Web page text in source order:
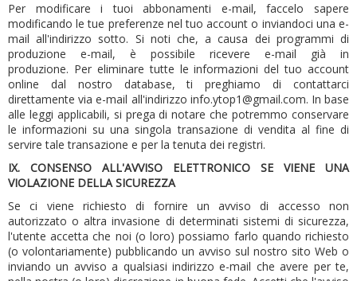
Per modificare i tuoi abbonamenti e-mail, faccelo sapere
modificando le tue preferenze nel tuo account o inviandoci una e-
mail all'indirizzo sotto. Si noti che, a causa dei programmi di
produzione e-mail, è possibile ricevere e-mail già in
produzione. Per eliminare tutte le informazioni del tuo account
online dal nostro database, ti preghiamo di contattarci
direttamente via e-mail all'indirizzo info.ytop1@gmail.com. In base
alle leggi applicabili, si prega di notare che potremmo conservare
le informazioni su una singola transazione di vendita al fine di
servire tale transazione e per la tenuta dei registri.
IX.
CONSENSO ALL'AVVISO ELETTRONICO SE VIENE UNA
VIOLAZIONE DELLA SICUREZZA
Se ci viene richiesto di fornire un avviso di accesso non
autorizzato o altra invasione di determinati sistemi di sicurezza,
l'utente accetta che noi (o loro) possiamo farlo quando richiesto
(o volontariamente) pubblicando un avviso sul nostro sito Web o
inviando un avviso a qualsiasi indirizzo e-mail che avere per te,